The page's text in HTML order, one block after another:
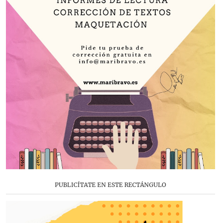
PUBLICÍTATE EN ESTE RECTÁNGULO